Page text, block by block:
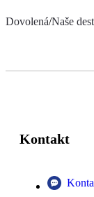
Dovolená/Naše
Kontakt